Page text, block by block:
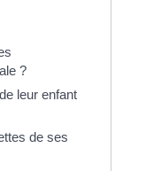
?
leur enfant
de ses